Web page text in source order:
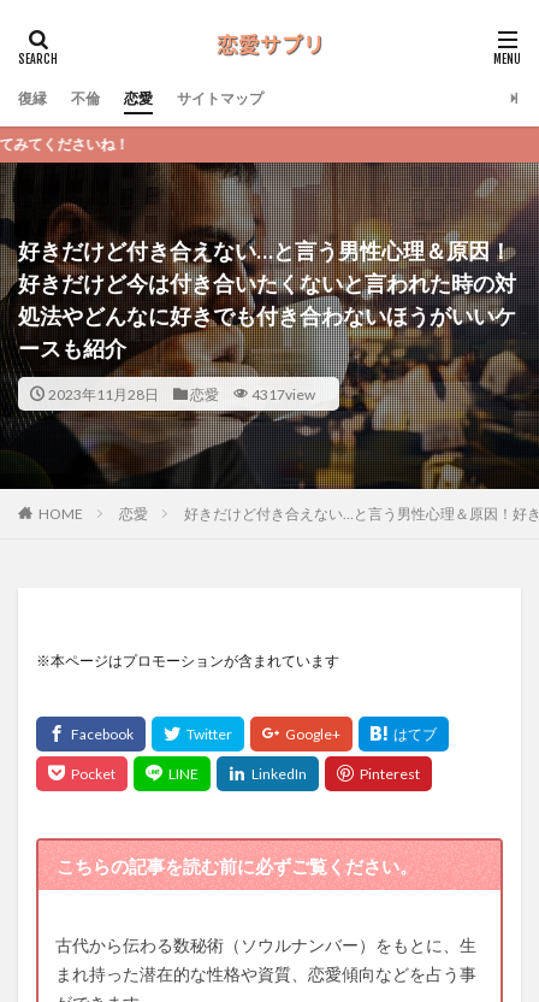
復縁 不倫 恋愛 サイトマップ
好きだけど付き合えない…と言う男性心理＆原因！
好きだけど今は付き合いたくないと言われた時の対
処法やどんなに好きでも付き合わないほうがいいケ
ースも紹介
2023年11月28日 恋愛 4317view
HOME 恋愛 好きだけど付き合えない…と言う男性心理＆原因！好
※本ページはプロモーションが含まれています
こちらの記事を読む前に必ずご覧ください。
古代から伝わる数秘術（ソウルナンバー）をもとに、生
まれ持った潜在的な性格や資質、恋愛傾向などを占う事